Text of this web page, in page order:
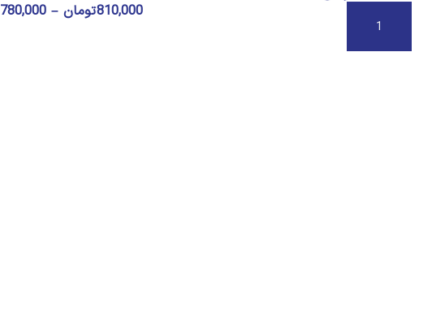
افزودن به سبد خرید
810,000تومان –
780,000